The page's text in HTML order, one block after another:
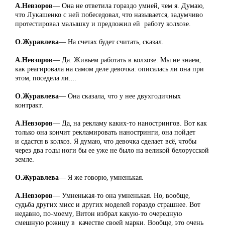
А.Невзоров― Она не ответила гораздо умней, чем я. Думаю,
что Лукашенко с ней побеседовал, что называется, задумчиво
протестировал малышку и предложил ей работу колхозе.
О.Журавлева― На счетах будет считать, сказал.
А.Невзоров― Да. Живьем работать в колхозе. Мы не знаем,
как реагировала на самом деле девочка: описалась ли она при
этом, поседела ли….
О.Журавлева― Она сказала, что у нее двухгодичных
контракт.
А.Невзоров― Да, на рекламу каких-то нанострингов. Вот как
только она кончит рекламировать наностринги, она пойдет
и сдастся в колхоз. Я думаю, что девочка сделает всё, чтобы
через два годы ноги бы ее уже не было на великой белорусской
земле.
О.Журавлева― Я же говорю, умненькая.
А.Невзоров― Умненькая-то она умненькая. Но, вообще,
судьба других мисс и других моделей гораздо страшнее. Вот
недавно, по-моему, Витон избрал какую-то очередную
смешную рожицу в качестве своей марки. Вообще, это очень